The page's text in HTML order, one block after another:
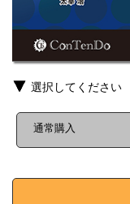
選択してください
通常購入